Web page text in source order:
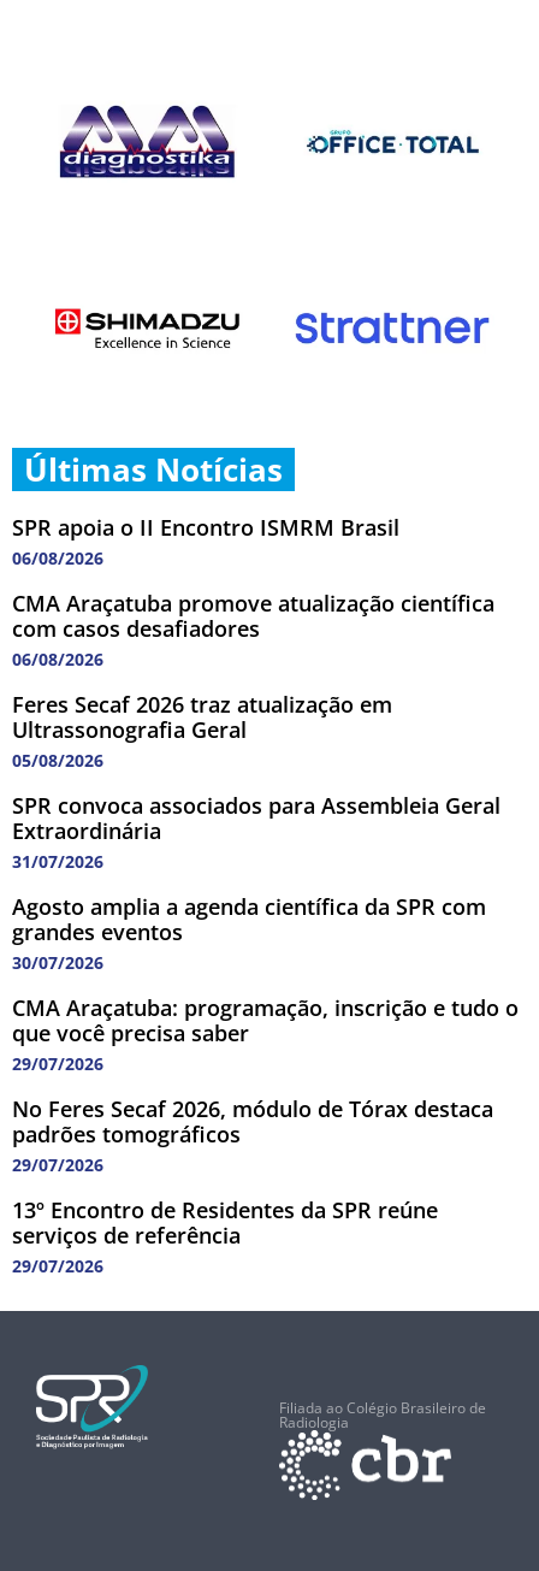
Últimas Notícias
SPR apoia o II Encontro ISMRM Brasil
06/08/2026
CMA Araçatuba promove atualização científica
com casos desafiadores
06/08/2026
Feres Secaf 2026 traz atualização em
Ultrassonografia Geral
05/08/2026
SPR convoca associados para Assembleia Geral
Extraordinária
31/07/2026
Agosto amplia a agenda científica da SPR com
grandes eventos
30/07/2026
CMA Araçatuba: programação, inscrição e tudo o
que você precisa saber
29/07/2026
No Feres Secaf 2026, módulo de Tórax destaca
padrões tomográficos
29/07/2026
13º Encontro de Residentes da SPR reúne
serviços de referência
29/07/2026
Filiada ao Colégio Brasileiro de
Radiologia